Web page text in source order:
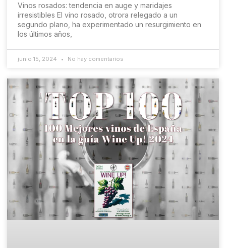
Vinos rosados: tendencia en auge y maridajes
irresistibles El vino rosado, otrora relegado a un
segundo plano, ha experimentado un resurgimiento en
los últimos años,
junio 15, 2024 No hay comentarios